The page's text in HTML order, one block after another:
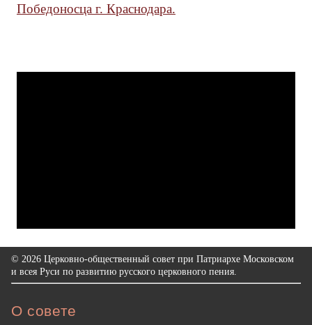
Победоносца г. Краснодара.
© 2026 Церковно-общественный совет при Патриархе Московском
и всея Руси по развитию русского церковного пения.
О совете